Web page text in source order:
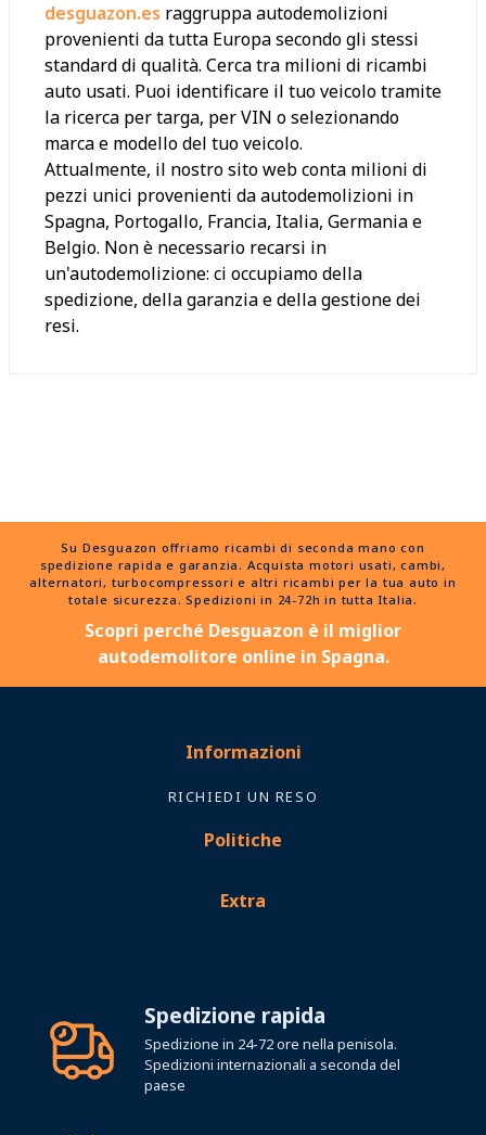
desguazon.es raggruppa autodemolizioni
provenienti da tutta Europa secondo gli stessi
standard di qualità. Cerca tra milioni di ricambi
auto usati. Puoi identificare il tuo veicolo tramite
la ricerca per targa, per VIN o selezionando
marca e modello del tuo veicolo.
Attualmente, il nostro sito web conta milioni di
pezzi unici provenienti da autodemolizioni in
Spagna, Portogallo, Francia, Italia, Germania e
Belgio. Non è necessario recarsi in
un'autodemolizione: ci occupiamo della
spedizione, della garanzia e della gestione dei
resi.
Su Desguazon offriamo ricambi di seconda mano con
spedizione rapida e garanzia. Acquista motori usati, cambi,
alternatori, turbocompressori e altri ricambi per la tua auto in
totale sicurezza. Spedizioni in 24-72h in tutta Italia.
Scopri perché Desguazon è il miglior
autodemolitore online in Spagna.
Informazioni
RICHIEDI UN RESO
Politiche
Extra
Spedizione rapida
Spedizione in 24-72 ore nella penisola.
Spedizioni internazionali a seconda del
paese